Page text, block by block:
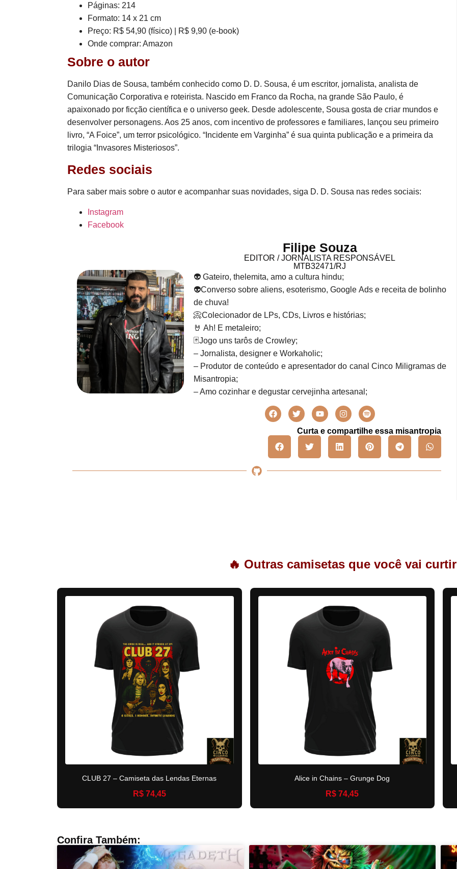
Páginas: 214
Formato: 14 x 21 cm
Preço: R$ 54,90 (físico) | R$ 9,90 (e-book)
Onde comprar: Amazon
Sobre o autor
Danilo Dias de Sousa, também conhecido como D. D. Sousa, é um escritor, jornalista, analista de
Comunicação Corporativa e roteirista. Nascido em Franco da Rocha, na grande São Paulo, é
apaixonado por ficção científica e o universo geek. Desde adolescente, Sousa gosta de criar mundos e
desenvolver personagens. Aos 25 anos, com incentivo de professores e familiares, lançou seu primeiro
livro, “A Foice”, um terror psicológico. “Incidente em Varginha” é sua quinta publicação e a primeira da
trilogia “Invasores Misteriosos”.
Redes sociais
Para saber mais sobre o autor e acompanhar suas novidades, siga D. D. Sousa nas redes sociais:
Instagram
Facebook
Filipe Souza
EDITOR / JORNALISTA RESPONSÁVEL
MTB32471/RJ
👽 Gateiro, thelemita, amo a cultura hindu;
👽Converso sobre aliens, esoterismo, Google Ads e receita de bolinho
de chuva!
📀Colecionador de LPs, CDs, Livros e histórias;
🤘 Ah! E metaleiro;
🃏Jogo uns tarôs de Crowley;
– Jornalista, designer e Workaholic;
– Produtor de conteúdo e apresentador do canal Cinco Miligramas de
Misantropia;
– Amo cozinhar e degustar cervejinha artesanal;
Curta e compartilhe essa misantropia
🔥 Outras camisetas que você vai curtir
CLUB 27 – Camiseta das Lendas Eternas
R$ 74,45
Alice in Chains – Grunge Dog
R$ 74,45
Confira Também: